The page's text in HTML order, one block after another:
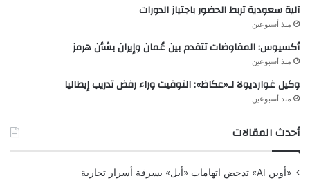
آلية سعودية تربط الحضور باجتياز الدورات
منذ أسبوعين
أكسيوس: المفاوضات تتقدم بين عُمان وإيران بشأن هرمز
منذ أسبوعين
وكيل غوارديولا لـ«عكاظ»: التوقيت وراء رفض تدريب إيطاليا
منذ أسبوعين
أحدث المقالات
«أوبن AI» تدحض اتهامات «أبل» بسرقة أسرار تجارية